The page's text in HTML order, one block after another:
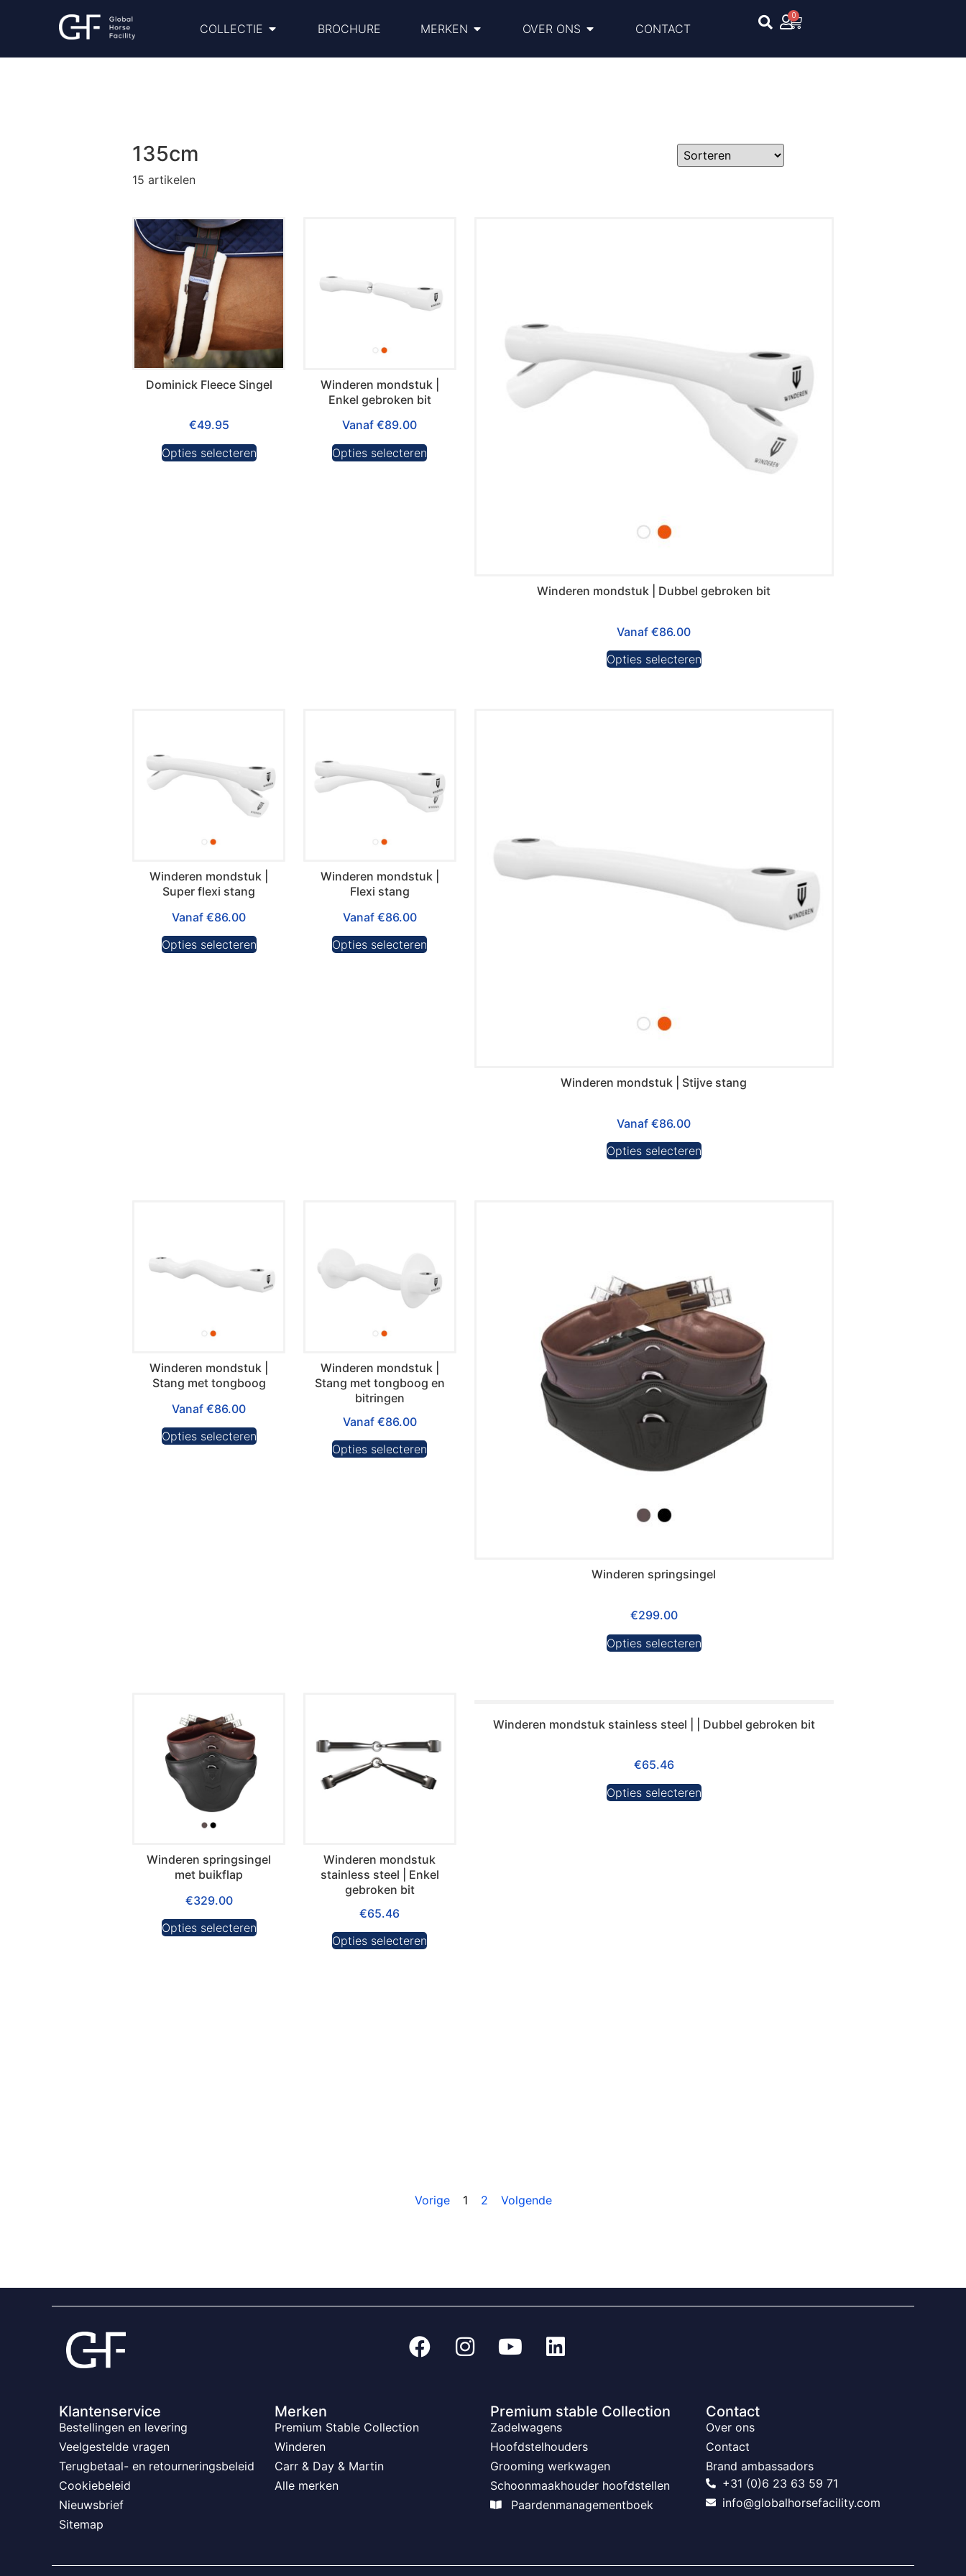
COLLECTIE BROCHURE MERKEN OVER ONS CONTACT
0
135cm
15 artikelen
Dominick Fleece Singel
€49.95
Opties selecteren
Winderen mondstuk |
Enkel gebroken bit
Vanaf€89.00
Opties selecteren
Winderen mondstuk | Dubbel gebroken bit
Vanaf€86.00
Opties selecteren
Winderen mondstuk |
Super flexi stang
Vanaf€86.00
Opties selecteren
Winderen mondstuk |
Flexi stang
Vanaf €86.00
Opties selecteren
Winderen mondstuk | Stijve stang
Vanaf€86.00
Opties selecteren
Winderen mondstuk |
Stang met tongboog
Vanaf€86.00
Opties selecteren
Winderen mondstuk |
Stang met tongboog en
bitringen
Vanaf €86.00
Opties selecteren
Winderen springsingel
€299.00
Opties selecteren
Winderen springsingel
met buikflap
€329.00
Opties selecteren
Winderen mondstuk
stainless steel | Enkel
gebroken bit
€65.46
Opties selecteren
Winderen mondstuk stainless steel | | Dubbel gebroken bit
€65.46
Opties selecteren
Vorige 1 2 Volgende
Klantenservice
Bestellingen en levering
Veelgestelde vragen
Terugbetaal- en retourneringsbeleid
Cookiebeleid
Nieuwsbrief
Sitemap
Merken
Premium Stable Collection
Winderen
Carr & Day & Martin
Alle merken
Premium stable Collection
Zadelwagens
Hoofdstelhouders
Grooming werkwagen
Schoonmaakhouder hoofdstellen
Paardenmanagementboek
Contact
Over ons
Contact
Brand ambassadors
+31 (0)6 23 63 59 71
info@globalhorsefacility.com